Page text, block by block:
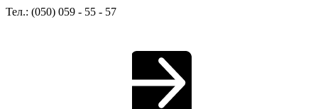
Тел.: (050) 059 - 55 - 57